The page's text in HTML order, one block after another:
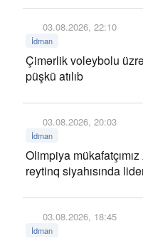
03.08.2026, 22:10
İdman
Çimərlik voleybolu
püşkü atılıb
03.08.2026, 20:03
İdman
Olimpiya
reytinq siyahısında
03.08.2026, 18:45
İdman